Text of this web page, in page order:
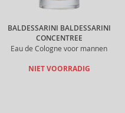
BALDESSARINI BALDESSARINI
CONCENTREE
Eau de Cologne voor mannen
NIET VOORRADIG